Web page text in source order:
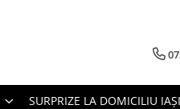
SURPRIZE LA DOMICILIU IAȘI